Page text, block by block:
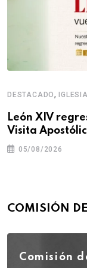
DESTACADO,
León XIV
Visita
05/08/2026
COMISIÓN
Comisión